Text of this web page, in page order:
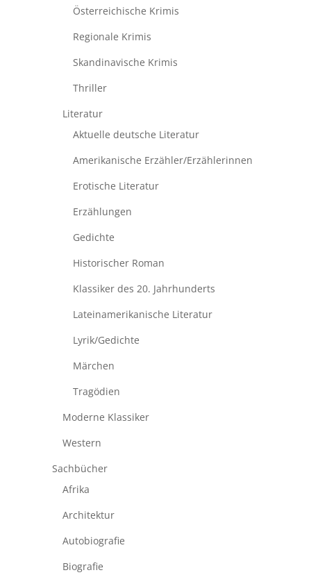
Österreichische Krimis
Regionale Krimis
Skandinavische Krimis
Thriller
Literatur
Aktuelle deutsche Literatur
Amerikanische Erzähler/Erzählerinnen
Erotische Literatur
Erzählungen
Gedichte
Historischer Roman
Klassiker des 20. Jahrhunderts
Lateinamerikanische Literatur
Lyrik/Gedichte
Märchen
Tragödien
Moderne Klassiker
Western
Sachbücher
Afrika
Architektur
Autobiografie
Biografie